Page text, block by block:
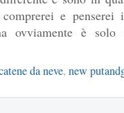
e
ovviamente è solo
da neve,new